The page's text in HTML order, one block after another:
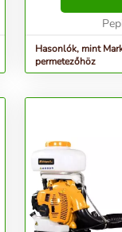
Hasonlók, mint
permetezőhöz